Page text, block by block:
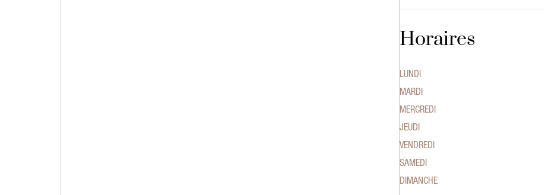
Horaires
LUNDI
MARDI
MERCREDI
JEUDI
VENDREDI
SAMEDI
DIMANCHE